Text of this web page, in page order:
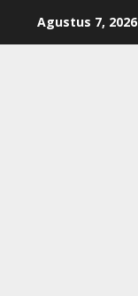
Agustus 7, 2026